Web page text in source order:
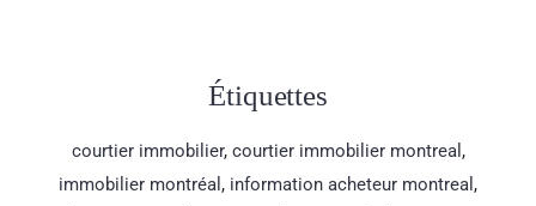
Étiquettes
courtier immobilier, courtier immobilier montreal ,
immobilier montréal , information acheteur montreal ,